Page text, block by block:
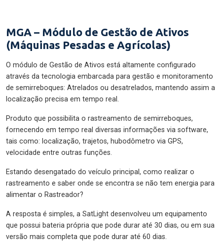
MGA – Módulo de Gestão de Ativos
(Máquinas Pesadas e Agrícolas)
O módulo de Gestão de Ativos está altamente configurado
através da tecnologia embarcada para gestão e monitoramento
de semirreboques: Atrelados ou desatrelados, mantendo assim a
localização precisa em tempo real.
Produto que possibilita o rastreamento de semirreboques,
fornecendo em tempo real diversas informações via software,
tais como: localização, trajetos, hubodômetro via GPS,
velocidade entre outras funções.
Estando desengatado do veículo principal, como realizar o
rastreamento e saber onde se encontra se não tem energia para
alimentar o Rastreador?
A resposta é simples, a SatLight desenvolveu um equipamento
que possui bateria própria que pode durar até 30 dias, ou em sua
versão mais completa que pode durar até 60 dias.